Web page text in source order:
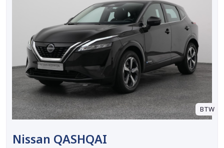
BTW
Nissan QASHQAI